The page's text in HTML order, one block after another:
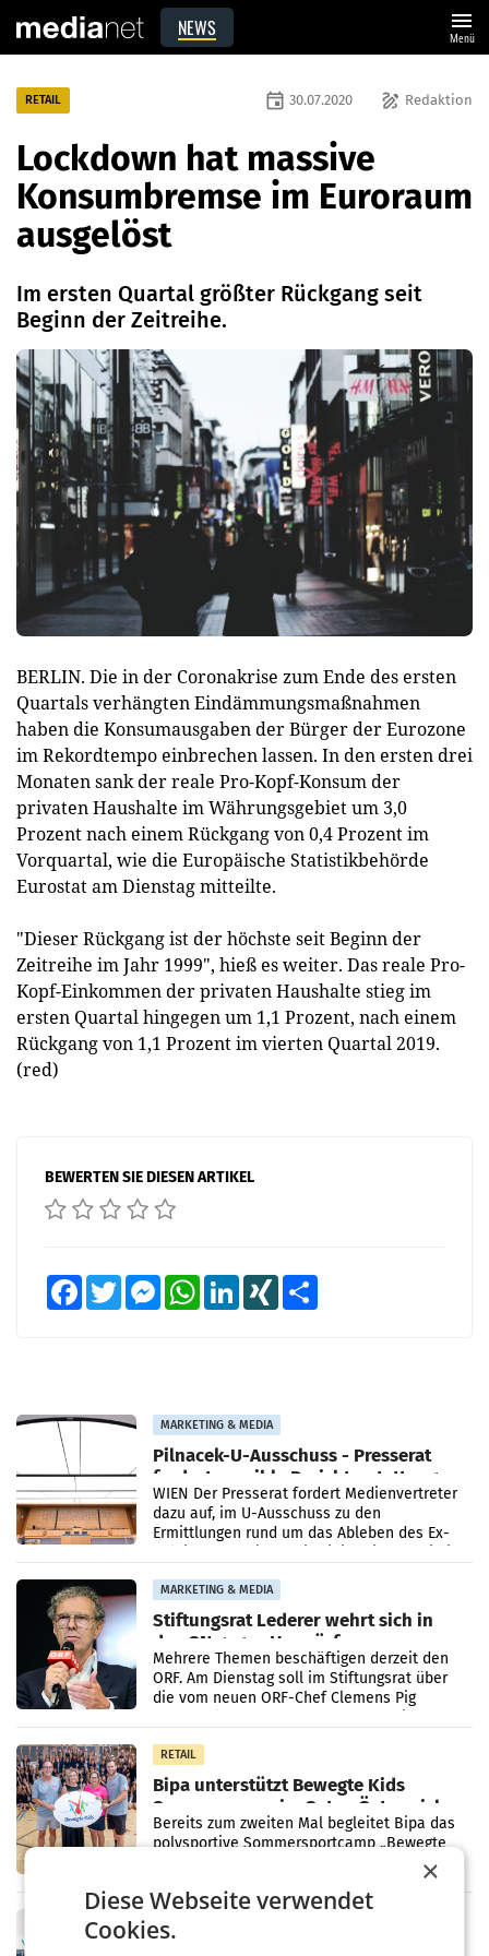
NEWS menu
Menü
RETAIL draw Redaktion
event 30.07.2020
Lockdown hat massive
Konsumbremse im Euroraum
ausgelöst
Im ersten Quartal größter Rückgang seit
Beginn der Zeitreihe.
BERLIN. Die in der Coronakrise zum Ende des ersten
Quartals verhängten Eindämmungsmaßnahmen
haben die Konsumausgaben der Bürger der Eurozone
im Rekordtempo einbrechen lassen. In den ersten drei
Monaten sank der reale Pro-Kopf-Konsum der
privaten Haushalte im Währungsgebiet um 3,0
Prozent nach einem Rückgang von 0,4 Prozent im
Vorquartal, wie die Europäische Statistikbehörde
Eurostat am Dienstag mitteilte.
"Dieser Rückgang ist der höchste seit Beginn der
Zeitreihe im Jahr 1999", hieß es weiter. Das reale Pro-
Kopf-Einkommen der privaten Haushalte stieg im
ersten Quartal hingegen um 1,1 Prozent, nach einem
Rückgang von 1,1 Prozent im vierten Quartal 2019.
(red)
BEWERTEN SIE DIESEN ARTIKEL
FacebookTwitter MessengerWhatsAppLinkedInXING
MARKETING & MEDIA
Pilnacek-U-Ausschuss - Presserat
fordert sensible Berichterstattung
WIEN Der Presserat fordert Medienvertreter
dazu auf, im U-Ausschuss zu den
Ermittlungen rund um das Ableben des Ex-
MARKETING & MEDIA
Stiftungsrat Lederer wehrt sich in
den SN gegen Vorwürfe
Mehrere Themen beschäftigen derzeit den
ORF. Am Dienstag soll im Stiftungsrat über
die vom neuen ORF-Chef Clemens Pig
RETAIL
Bipa unterstützt Bewegte Kids
Sommercamps im Osten Österreichs
Bereits zum zweiten Mal begleitet Bipa das
polysportive Sommersportcamp „Bewegte
Kids“. Während der Campwochen in den
Unternehmen Kinder sowie
×
Diese Webseite verwendet
Cookies.